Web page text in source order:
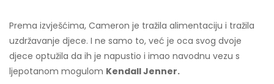
Prema izvješćima, Cameron je tražila alimentaciju i tražila
uzdržavanje djece. I ne samo to, već je oca svog dvoje
djece optužila da ih je napustio i imao navodnu vezu s
ljepotanom mogulom Kendall Jenner.